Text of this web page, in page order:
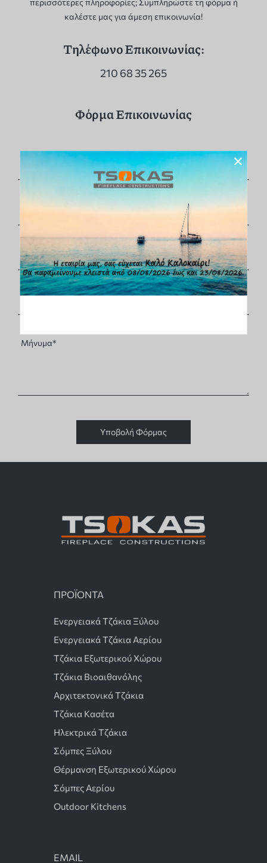
×
περισσότερες πληροφορίες; Συμπληρώστε τη φόρμα ή
καλέστε μας για άμεση επικοινωνία!
Τηλέφωνο Επικοινωνίας:
210 68 35 265
Φόρμα Επικοινωνίας
Υποβολή Φόρμας
ΠΡΟΪΟΝΤΑ
Ενεργειακά Τζάκια Ξύλου
Ενεργειακά Τζάκια Αερίου
Τζάκια Εξωτερικού Χώρου
Τζάκια Βιοαιθανόλης
Αρχιτεκτονικά Τζάκια
Τζάκια Κασέτα
Ηλεκτρικά Τζάκια
Σόμπες Ξύλου
Θέρμανση Εξωτερικού Χώρου
Σόμπες Αερίου
Outdoor Kitchens
EMAIL